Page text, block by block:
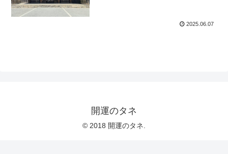
2025.06.07
開運のタネ
© 2018 開運のタネ.